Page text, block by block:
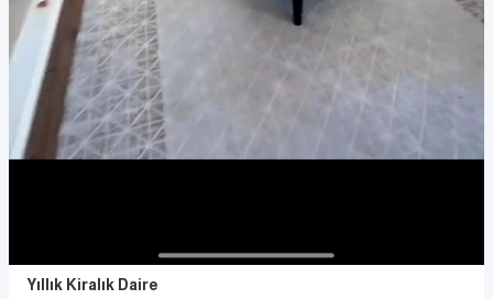
Yıllık Kiralık Daire